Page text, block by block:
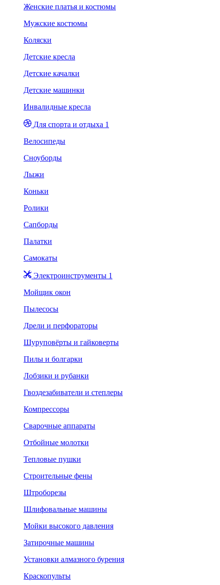
Женские платья и костюмы
Мужские костюмы
Коляски
Детские кресла
Детские качалки
Детские машинки
Инвалидные кресла
Для спорта и отдыха 1
Велосипеды
Сноуборды
Лыжи
Коньки
Ролики
Сапборды
Палатки
Самокаты
Электроинструменты 1
Мойщик окон
Пылесосы
Дрели и перфораторы
Шуруповёрты и гайковерты
Пилы и болгарки
Лобзики и рубанки
Гвоздезабиватели и степлеры
Компрессоры
Сварочные аппараты
Отбойные молотки
Тепловые пушки
Строительные фены
Штроборезы
Шлифовальные машины
Мойки высокого давления
Затирочные машины
Установки алмазного бурения
Краскопульты